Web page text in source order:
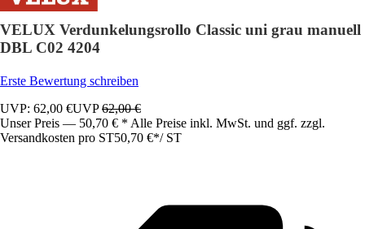
VELUX Verdunkelungsrollo Classic uni grau manuell
DBL C02 4204
Erste Bewertung schreiben
UVP: 62,00 €UVP62,00 €
Unser Preis — 50,70 € * Alle Preise inkl. MwSt. und ggf. zzgl.
Versandkosten pro ST50,70 €*/ ST